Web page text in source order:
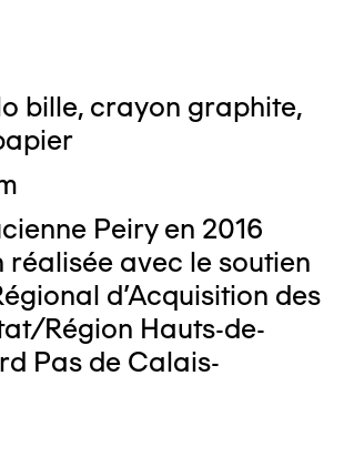
bille, crayon graphite,
Peiry en 2016
réalisée avec le soutien
d’Acquisition des
Région Hauts-de-
Pas de Calais-